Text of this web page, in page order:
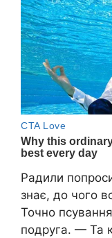
Радили
знає, до чого
Точно
подруга. — Та